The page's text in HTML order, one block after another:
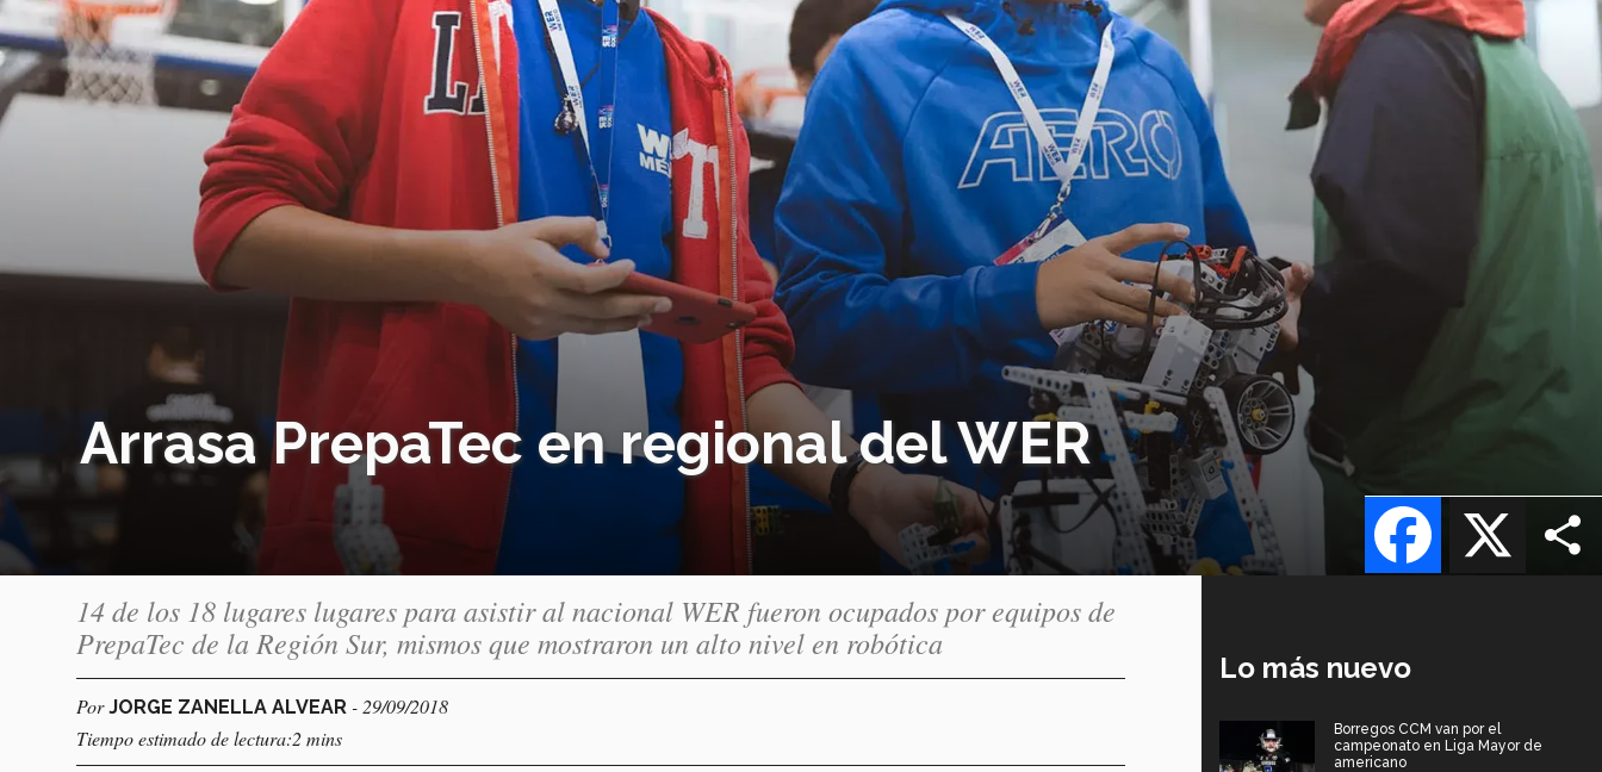
Arrasa PrepaTec en regional del WER
X
Facebook
14 de los 18 lugares lugares para asistir al nacional WER fueron ocupados por equipos de
PrepaTec de la Región Sur, mismos que mostraron un alto nivel en robótica
PorJORGE ZANELLA ALVEAR - 29/09/2018
Tiempo estimado de lectura:2 mins
Lo más nuevo
Borregos CCM van por el
campeonato en Liga Mayor de
americano